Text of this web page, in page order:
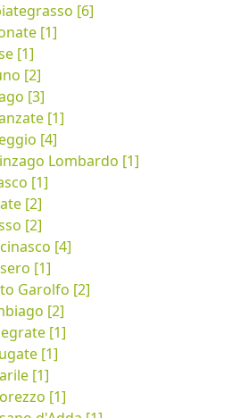
[6]
[1]
[1]
[2]
[3]
[1]
[4]
Lombardo [1]
[1]
[2]
[2]
[4]
[1]
Garolfo [2]
[2]
[1]
[1]
[1]
[1]